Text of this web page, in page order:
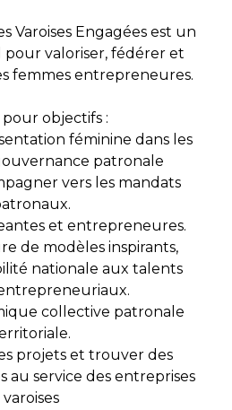
Varoises Engagées est un
valoriser, fédérer et
femmes entrepreneures.
pour objectifs :
féminine dans les
patronale
vers les mandats
et entrepreneures.
de modèles inspirants,
nationale aux talents
collective patronale
projets et trouver des
au service des entreprises
varoises